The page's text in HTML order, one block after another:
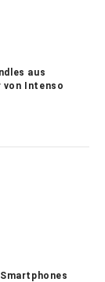
aus
von Intenso